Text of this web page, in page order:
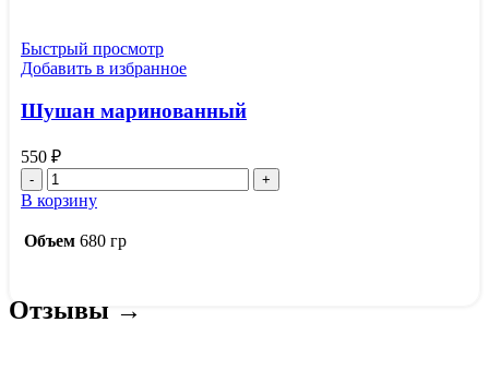
Быстрый просмотр
Добавить в избранное
Шушан маринованный
550 ₽
Количество
товара
Шушан
маринованный
В корзину
Объем 680 гр
Отзывы →